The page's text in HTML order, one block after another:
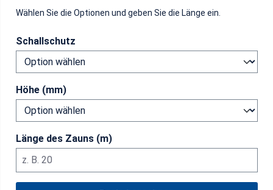
Wählen Sie die Optionen und geben Sie die Länge ein.
Schallschutz
Höhe (mm)
Länge des Zauns (m)